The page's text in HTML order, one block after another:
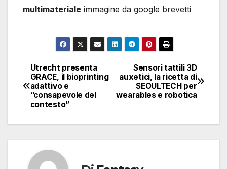
multimateriale immagine da google brevetti
Navigazione
articoli
Sensori tattili 3D
auxetici, la ricetta di
SEOULTECH per
wearables e robotica
Utrecht presenta
GRACE, il bioprinting
adattivo e
“consapevole del
contesto”